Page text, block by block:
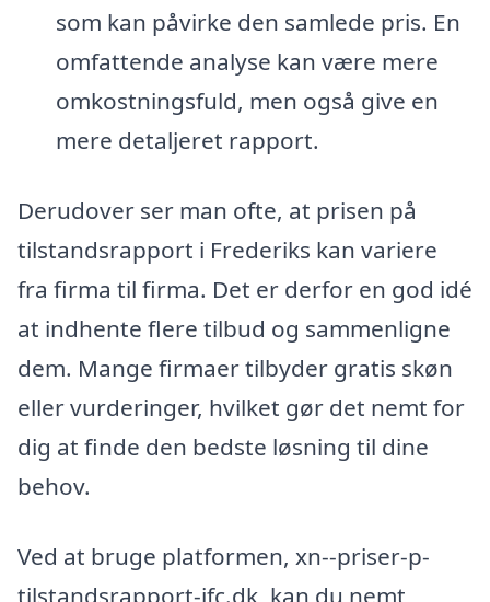
som kan påvirke den samlede pris. En
omfattende analyse kan være mere
omkostningsfuld, men også give en
mere detaljeret rapport.
Derudover ser man ofte, at prisen på
tilstandsrapport i Frederiks kan variere
fra firma til firma. Det er derfor en god idé
at indhente flere tilbud og sammenligne
dem. Mange firmaer tilbyder gratis skøn
eller vurderinger, hvilket gør det nemt for
dig at finde den bedste løsning til dine
behov.
Ved at bruge platformen, xn--priser-p-
tilstandsrapport-jfc.dk, kan du nemt